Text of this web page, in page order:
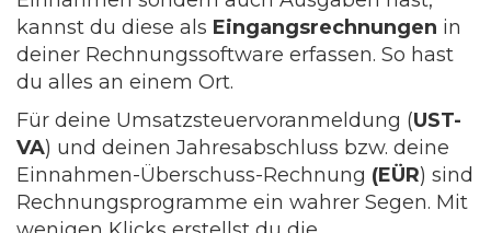
kannst du diese als Eingangsrechnungen in
deiner Rechnungssoftware erfassen. So hast
du alles an einem Ort.
Für deine Umsatzsteuervoranmeldung (UST-
VA) und deinen Jahresabschluss bzw. deine
Einnahmen-Überschuss-Rechnung (EÜR) sind
Rechnungsprogramme ein wahrer Segen. Mit